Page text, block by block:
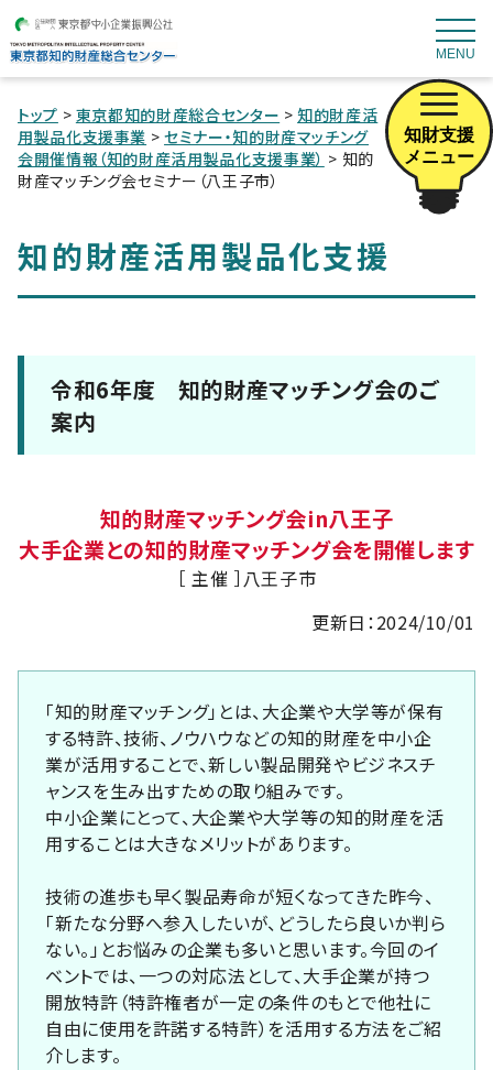
MENU
知財支援
メニュー
トップ > 東京都知的財産総合センター >知的財産活
用製品化支援事業 >セミナー・知的財産マッチング
会開催情報（知的財産活用製品化支援事業） > 知的
財産マッチング会セミナー（八王子市）
知的財産活用製品化支援
令和6年度 知的財産マッチング会のご
案内
知的財産マッチング会in八王子
大手企業との知的財産マッチング会を開催します
［ 主催 ］八王子市
更新日：2024/10/01
「知的財産マッチング」とは、大企業や大学等が保有
する特許、技術、ノウハウなどの知的財産を中小企
業が活用することで、新しい製品開発やビジネスチ
ャンスを生み出すための取り組みです。
中小企業にとって、大企業や大学等の知的財産を活
用することは大きなメリットがあります。
技術の進歩も早く製品寿命が短くなってきた昨今、
「新たな分野へ参入したいが、どうしたら良いか判ら
ない。」とお悩みの企業も多いと思います。今回のイ
ベントでは、一つの対応法として、大手企業が持つ
開放特許（特許権者が一定の条件のもとで他社に
自由に使用を許諾する特許）を活用する方法をご紹
介します。